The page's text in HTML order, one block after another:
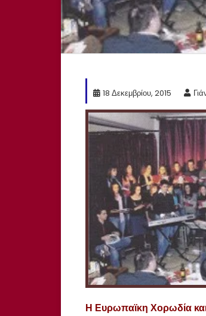
18 Δεκεμβρίου, 2015
Η Ευρωπαϊκη Χορωδία